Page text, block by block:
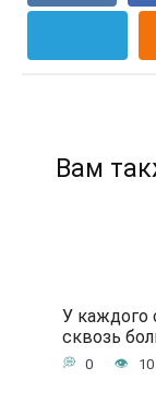
Вам
У каждого
сквозь
0 10